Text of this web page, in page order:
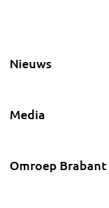
Nieuws
Media
Omroep Brabant